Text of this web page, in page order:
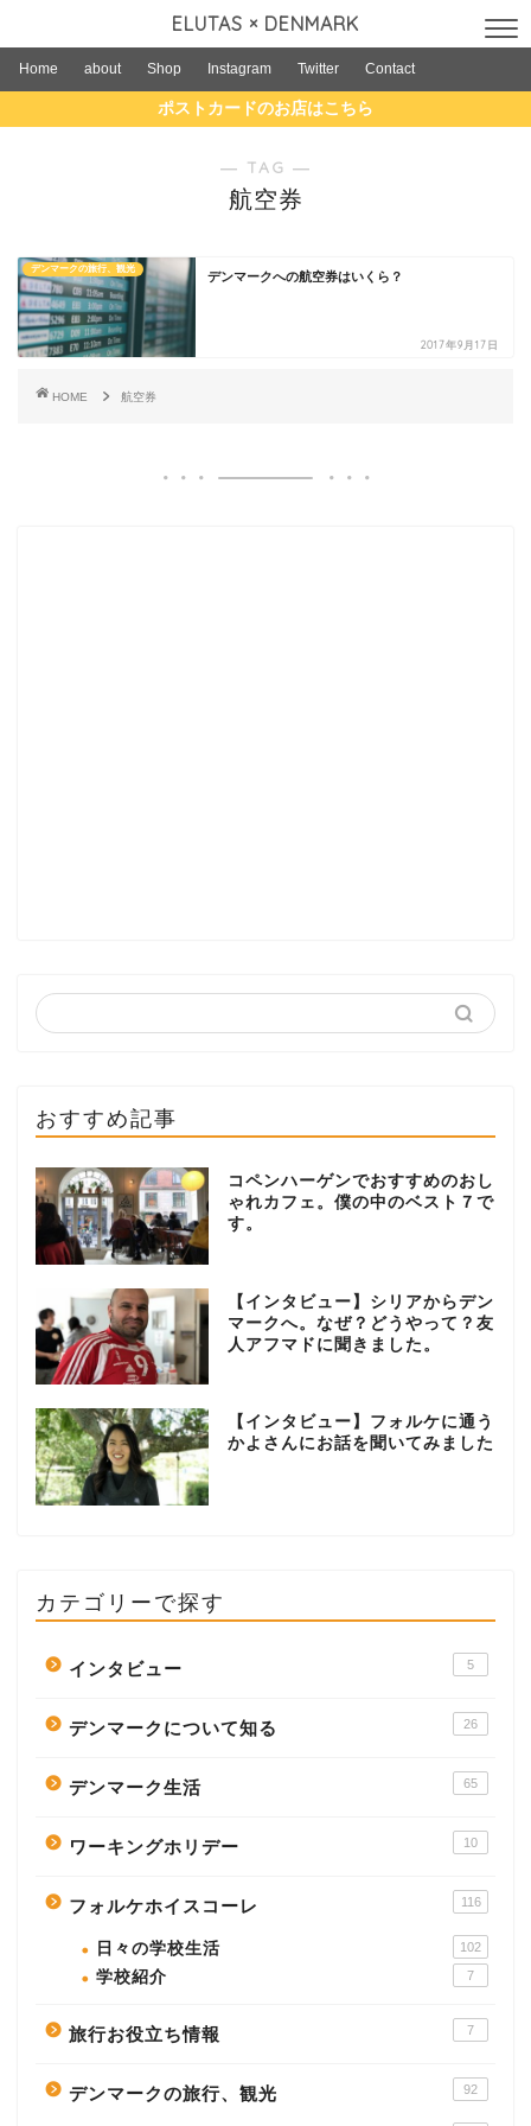
ELUTAS × DENMARK
Home about Shop Instagram Twitter Contact
ポストカードのお店はこちら
― TAG ―
航空券
デンマークの旅行、観光
デンマークへの航空券はいくら？
2017年9月17日
HOME 航空券
おすすめ記事
コペンハーゲンでおすすめのおし
ゃれカフェ。僕の中のベスト７で
す。
【インタビュー】シリアからデン
マークへ。なぜ？どうやって？友
人アフマドに聞きました。
【インタビュー】フォルケに通う
かよさんにお話を聞いてみました
カテゴリーで探す
インタビュー 5
デンマークについて知る 26
デンマーク生活 65
ワーキングホリデー 10
フォルケホイスコーレ 116
日々の学校生活 102
学校紹介 7
旅行お役立ち情報 7
デンマークの旅行、観光 92